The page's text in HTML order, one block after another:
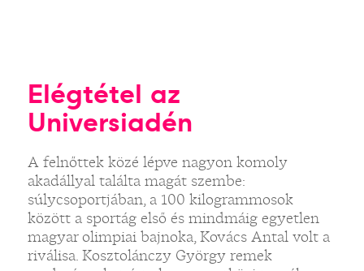
Elégtétel az
Universiadén
A felnőttek közé lépve nagyon komoly
akadállyal találta magát szembe:
súlycsoportjában, a 100 kilogrammosok
között a sportág első és mindmáig egyetlen
magyar olimpiai bajnoka, Kovács Antal volt a
riválisa. Kosztolánczy György remek